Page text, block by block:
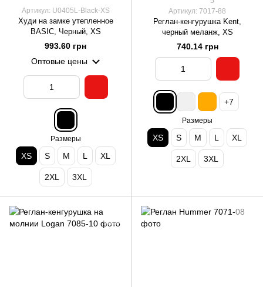
Артикул: U0405L-Black-XS
Худи на замке утепленное
BASIC, Черный, XS
993.60 грн
Оптовые цены
Размеры
XS S M L XL
2XL 3XL
Артикул: 7017-88
Реглан-кенгурушка Kent,
черный меланж, XS
740.14 грн
+7
Размеры
XS S M L XL
2XL 3XL